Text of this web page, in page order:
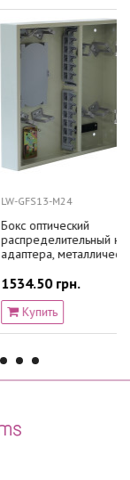
M24
на 24
металлический
грн.